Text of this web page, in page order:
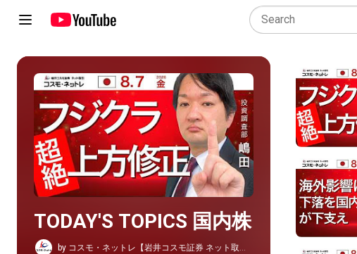
Play all
TODAY'S TOPICS 国内株
by コスモ・ネットレ【岩井コスモ証券 ネット取